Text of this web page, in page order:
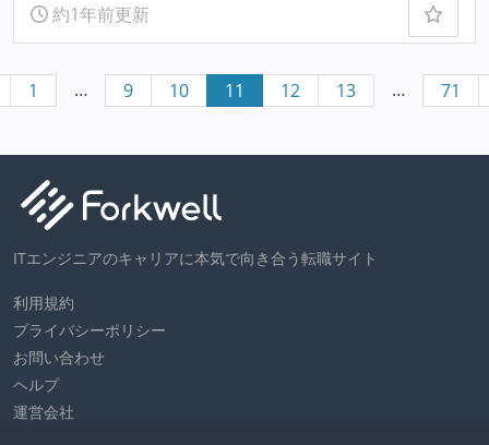
約1年前更新
1 … 9 10 11 12 13 … 71
ITエンジニアのキャリアに本気で向き合う転職サイト
利用規約
プライバシーポリシー
お問い合わせ
ヘルプ
運営会社